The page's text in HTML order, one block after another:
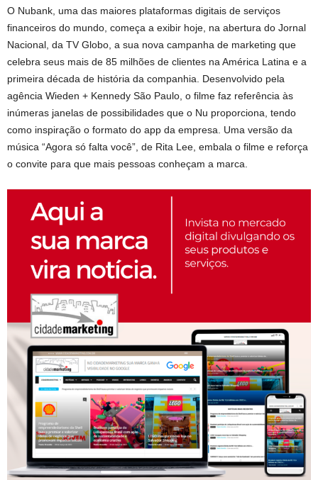
O Nubank, uma das maiores plataformas digitais de serviços
financeiros do mundo, começa a exibir hoje, na abertura do Jornal
Nacional, da TV Globo, a sua nova campanha de marketing que
celebra seus mais de 85 milhões de clientes na América Latina e a
primeira década de história da companhia. Desenvolvido pela
agência Wieden + Kennedy São Paulo, o filme faz referência às
inúmeras janelas de possibilidades que o Nu proporciona, tendo
como inspiração o formato do app da empresa. Uma versão da
música “Agora só falta você”, de Rita Lee, embala o filme e reforça
o convite para que mais pessoas conheçam a marca.